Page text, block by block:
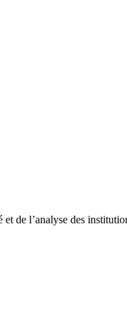
de l’analyse des